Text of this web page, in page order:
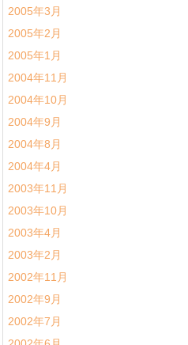
2005年3月
2005年2月
2005年1月
2004年11月
2004年10月
2004年9月
2004年8月
2004年4月
2003年11月
2003年10月
2003年4月
2003年2月
2002年11月
2002年9月
2002年7月